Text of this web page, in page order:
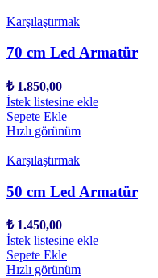
Karşılaştırmak
70 cm Led Armatür
₺1.850,00
İstek listesine ekle
Sepete Ekle
Hızlı görünüm
Karşılaştırmak
50 cm Led Armatür
₺1.450,00
İstek listesine ekle
Sepete Ekle
Hızlı görünüm